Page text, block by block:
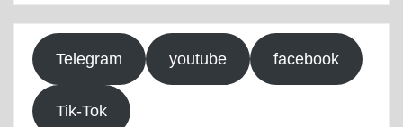
Telegram youtube facebook
Tik-Tok